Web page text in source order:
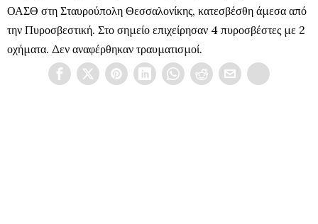
ΟΑΣΘ στη Σταυρούπολη Θεσσαλονίκης, κατεσβέσθη άμεσα από
την Πυροσβεστική. Στο σημείο επιχείρησαν 4 πυροσβέστες με 2
οχήματα. Δεν αναφέρθηκαν τραυματισμοί.